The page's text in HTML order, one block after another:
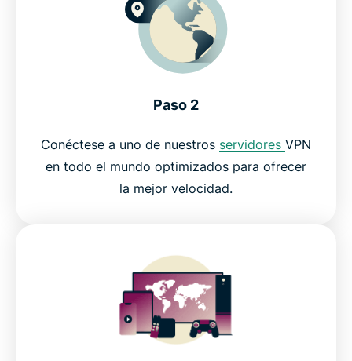
Paso 2
Conéctese a uno de nuestros servidores VPN
en todo el mundo optimizados para ofrecer
la mejor velocidad.